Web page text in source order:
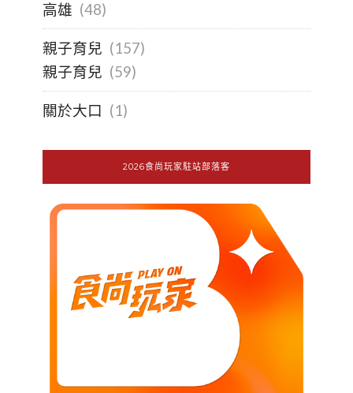
高雄 (48)
親子育兒 (157)
親子育兒 (59)
關於大口 (1)
2026食尚玩家駐站部落客